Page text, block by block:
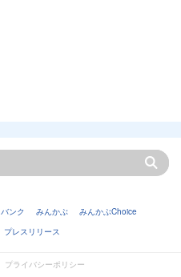
バンク みんかぶ
みんかぶChoice
プレスリリース
プライバシーポリシー